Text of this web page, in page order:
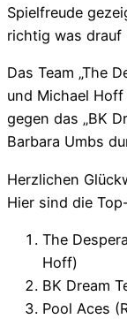
Spielfreude
richtig was drauf
Das Team „The
und Michael
gegen das „BK
Barbara Umbs
Herzlichen
Hier sind die
The
Hoff)
BK Dream
Pool Aces